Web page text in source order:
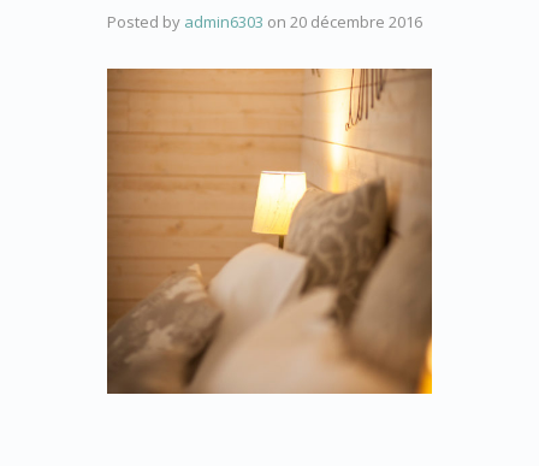
Posted by admin6303 on 20 décembre 2016